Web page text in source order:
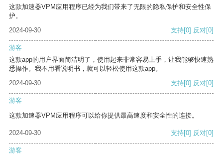
这款加速器VPM应用程序已经为我们带来了无限的隐私保护和安全性保
护。
2024-09-30
支持[0] 反对[0]
游客
这款app的用户界面简洁明了，使用起来非常容易上手，让我能够快速熟
悉操作。我不用看说明书，就可以轻松使用这款app。
2024-09-30
支持[0] 反对[0]
游客
这款加速器VPM应用程序可以给你提供最高速度和安全性的连接。
2024-09-30 支持[0] 反对[0]
游客